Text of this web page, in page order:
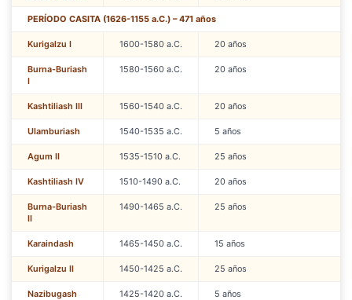
PERÍODO CASITA (1626-1155 a.C.) – 471 años
Kurigalzu I 1600-1580 a.C. 20 años
Burna-Buriash
I
1580-1560 a.C. 20 años
Kashtiliash III 1560-1540 a.C. 20 años
Ulamburiash 1540-1535 a.C. 5 años
Agum II 1535-1510 a.C. 25 años
Kashtiliash IV 1510-1490 a.C. 20 años
Burna-Buriash
II
1490-1465 a.C. 25 años
Karaindash 1465-1450 a.C. 15 años
Kurigalzu II 1450-1425 a.C. 25 años
Nazibugash 1425-1420 a.C. 5 años